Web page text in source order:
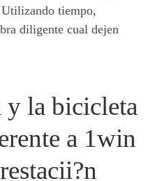
tiempo,
diligente cual dejen
y la bicicleta
a 1win